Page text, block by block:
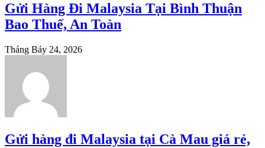
Gửi Hàng Đi Malaysia Tại Bình Thuận
Bao Thuế, An Toàn
Tháng Bảy 24, 2026
Gửi hàng đi Malaysia tại Cà Mau giá rẻ,